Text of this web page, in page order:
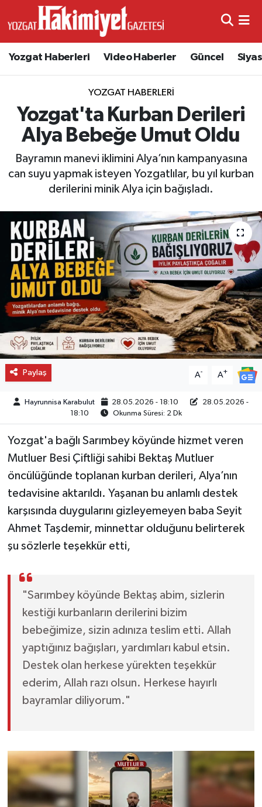
Yozgat Haberleri Video Haberler Güncel
YOZGAT HABERLERI
Yozgat'ta Kurban Derileri
Alya Bebeğe Umut Oldu
Bayramın manevi iklimini Alya’nın kampanyasına
can suyu yapmak isteyen Yozgatlılar, bu yıl kurban
derilerini minik Alya için bağışladı.
Paylaş A- A+
Hayrunnisa Karabulut 28.05.2026 - 18:10
28.05.2026 -
18:10
Okunma Süresi: 2 Dk
Yozgat'a bağlı Sarımbey köyünde hizmet veren
Mutluer Besi Çiftliği sahibi Bektaş Mutluer
öncülüğünde toplanan kurban derileri, Alya’nın
tedavisine aktarıldı. Yaşanan bu anlamlı destek
karşısında duygularını gizleyemeyen baba Seyit
Ahmet Taşdemir, minnettar olduğunu belirterek
şu sözlerle teşekkür etti,
"Sarımbey köyünde Bektaş abim, sizlerin
kestiği kurbanların derilerini bizim
bebeğimize, sizin adınıza teslim etti. Allah
yaptığınız bağışları, yardımları kabul etsin.
Destek olan herkese yürekten teşekkür
ederim, Allah razı olsun. Herkese hayırlı
bayramlar diliyorum."